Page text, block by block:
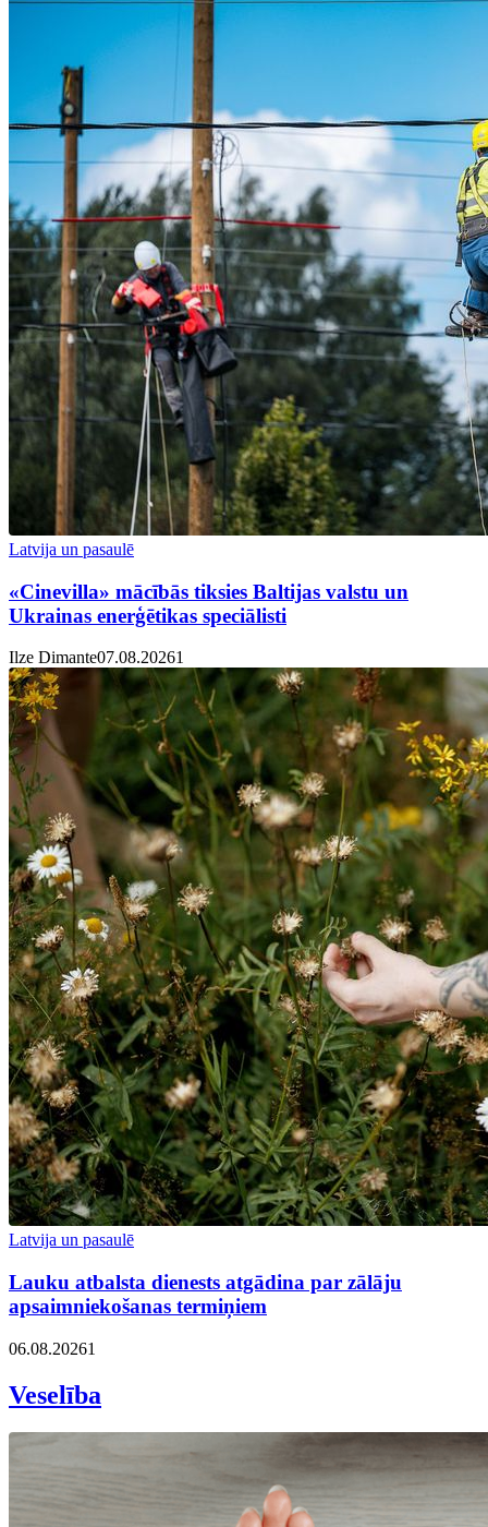
Latvija un pasaulē
«Cinevilla» mācībās tiksies Baltijas valstu un
Ukrainas enerģētikas speciālisti
Ilze Dimante07.08.20261
Latvija un pasaulē
Lauku atbalsta dienests atgādina par zālāju
apsaimniekošanas termiņiem
06.08.20261
Veselība